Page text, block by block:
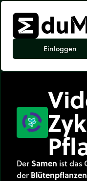
Einloggen
DerSamen ist das
der